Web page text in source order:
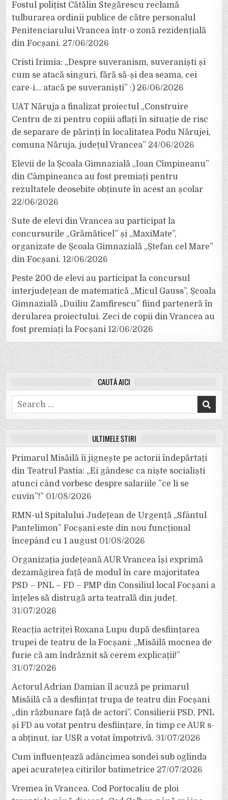
Fostul polițist Cătălin Stegărescu reclamă
tulburarea ordinii publice de către personalul
Penitenciarului Vrancea într-o zonă rezidențială
din Focșani. 27/06/2026
Cristi Irimia: „Despre suveranism, suveraniști și
cum se atacă singuri, fără să-și dea seama, cei
care-i… atacă pe suveraniști” :) 26/06/2026
UAT Năruja a finalizat proiectul „Construire
Centru de zi pentru copiii aflați în situație de risc
de separare de părinți în localitatea Podu Nărujei,
comuna Năruja, județul Vrancea” 24/06/2026
Elevii de la Școala Gimnazială „Ioan Cîmpineanu”
din Câmpineanca au fost premiați pentru
rezultatele deosebite obținute în acest an școlar
22/06/2026
Sute de elevi din Vrancea au participat la
concursurile „Grămăticel” și „MaxiMate”,
organizate de Școala Gimnazială „Ștefan cel Mare”
din Focșani. 12/06/2026
Peste 200 de elevi au participat la concursul
interjudețean de matematică „Micul Gauss”, Școala
Gimnazială „Duiliu Zamfirescu” fiind parteneră în
derularea proiectului. Zeci de copii din Vrancea au
fost premiați la Focșani 12/06/2026
CAUTĂ AICI
Search
for:
ULTIMELE ȘTIRI
Primarul Misăilă îi jignește pe actorii îndepărtați
din Teatrul Pastia: „Ei gândesc ca niște socialiști
atunci când vorbesc despre salariile ”ce li se
cuvin”!” 01/08/2026
RMN-ul Spitalului Județean de Urgență „Sfântul
Pantelimon” Focșani este din nou funcțional
începând cu 1 august 01/08/2026
Organizația județeană AUR Vrancea își exprimă
dezamăgirea față de modul în care majoritatea
PSD – PNL – FD – PMP din Consiliul local Focșani a
înțeles să distrugă arta teatrală din județ.
31/07/2026
Reacția actriței Roxana Lupu după desființarea
trupei de teatru de la Focșani: „Misăilă mocnea de
furie că am îndrăznit să cerem explicații!”
31/07/2026
Actorul Adrian Damian îl acuză pe primarul
Misăilă că a desființat trupa de teatru din Focșani
„din răzbunare față de actori”. Consilierii PSD, PNL
și FD au votat pentru desființare, în timp ce AUR s-
a abținut, iar USR a votat împotrivă. 31/07/2026
Cum influențează adâncimea sondei sub oglinda
apei acuratețea citirilor batimetrice 27/07/2026
Vremea în Vrancea. Cod Portocaliu de ploi